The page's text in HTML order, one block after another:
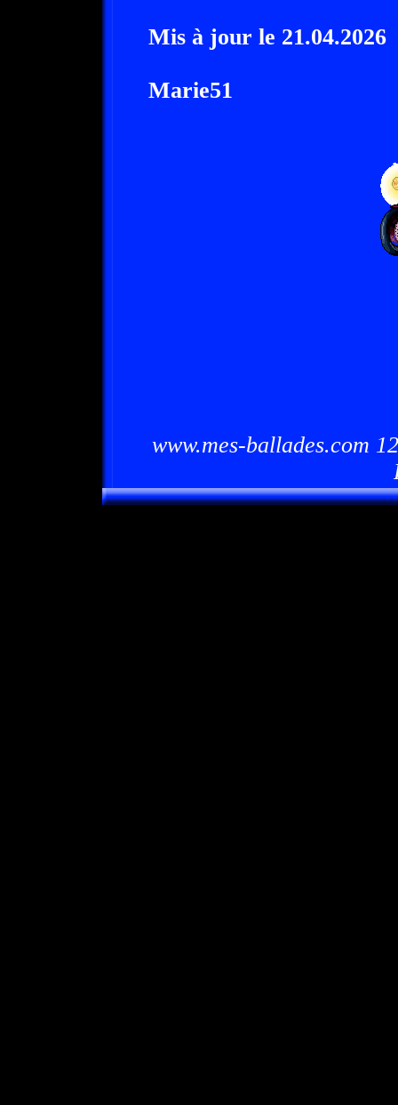
Mis à jour le 21.04.2026
Marie51
www.mes-ballades.com